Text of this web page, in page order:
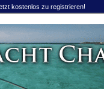
kostenlos zu registrieren!